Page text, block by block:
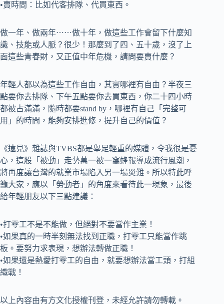
•賣時間：比如代客排隊、代買東西。
做一年、做兩年⋯⋯做十年，做這些工作會留下什麼知
識、技能或人脈？很少！那麼到了四、五十歲，沒了上
面這些青春財，又正值中年危機，請問要賣什麼？
年輕人都以為這些工作自由，其實哪裡有自由？半夜三
點要你去排隊、下午五點要你去買東西，你二十四小時
都被占滿滿，隨時都要stand by，哪裡有自己「完整可
用」的時間，能夠安排進修，提升自己的價值？
《遠見》雜誌與TVBS都是舉足輕重的媒體，令我很是憂
心，這股「被動」走勢萬一被一窩蜂報導成流行風潮，
將再度讓台灣的就業市場陷入另一場災難。所以特此呼
籲大家，應以「勞動者」的角度來看待此一現象，最後
給年輕朋友以下三點建議：
•打零工不是不能做，但絕對不要當作主業！
•如果真的一時半刻無法找到正職，打零工只能當作跳
板。要努力求表現，想辦法轉做正職！
•如果還是熱愛打零工的自由，就要想辦法當工頭，打組
織戰！
以上內容由有方文化授權刊登，未經允許請勿轉載。